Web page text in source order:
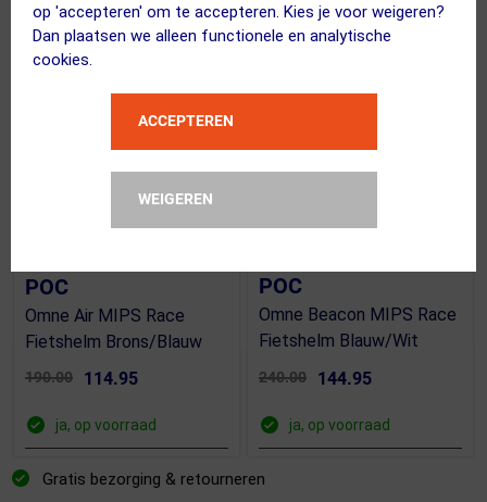
op 'accepteren' om te accepteren. Kies je voor weigeren?
Dan plaatsen we alleen functionele en analytische
cookies.
ACCEPTEREN
WEIGEREN
ACTIE
POC
Omne Air MIPS Race
Fietshelm Brons/Blauw
190.00 114.95
ja, op voorraad
ACTIE
POC
Omne Beacon MIPS Race
Fietshelm Blauw/Wit
240.00 144.95
ja, op voorraad
Gratis bezorging & retourneren